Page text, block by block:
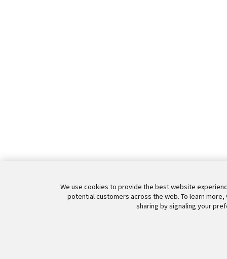
We use cookies to provide the best website
potential customers across the web. To learn
sharing by signaling your